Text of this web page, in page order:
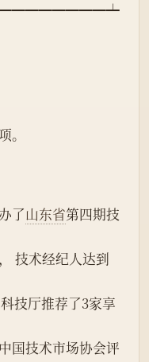
。
了山东省第四期技
技术经纪人达到
技厅推荐了3家享
国技术市场协会评